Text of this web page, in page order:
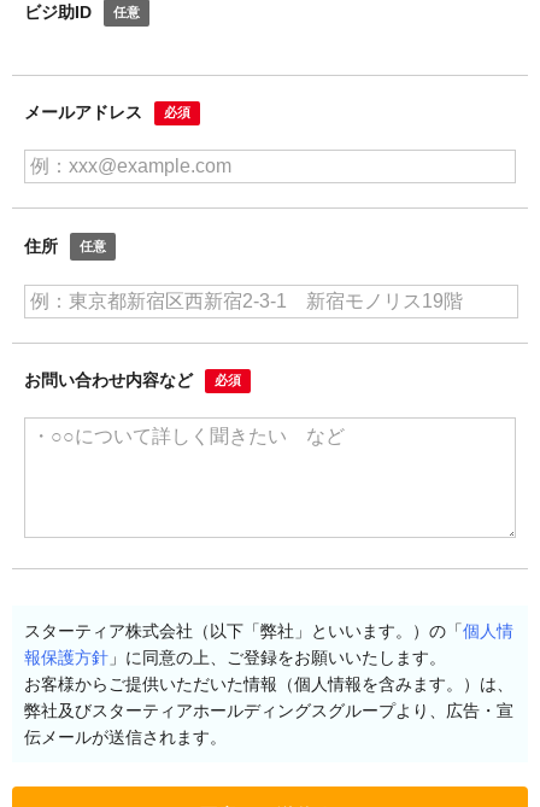
ビジ助ID
メールアドレス
住所
お問い合わせ内容など
スターティア株式会社（以下「弊社」といいます。）の「個人情
報保護方針 」に同意の上、ご登録をお願いいたします。
お客様からご提供いただいた情報（個人情報を含みます。）は、
弊社及びスターティアホールディングスグループより、広告・宣
伝メールが送信されます。